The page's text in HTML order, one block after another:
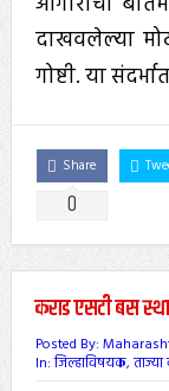
दाखवलेल्या
गोष्टी. या
Share
0
कराड एसटी बस
Posted By:
In:जिल्हाविषयक, ताज्या